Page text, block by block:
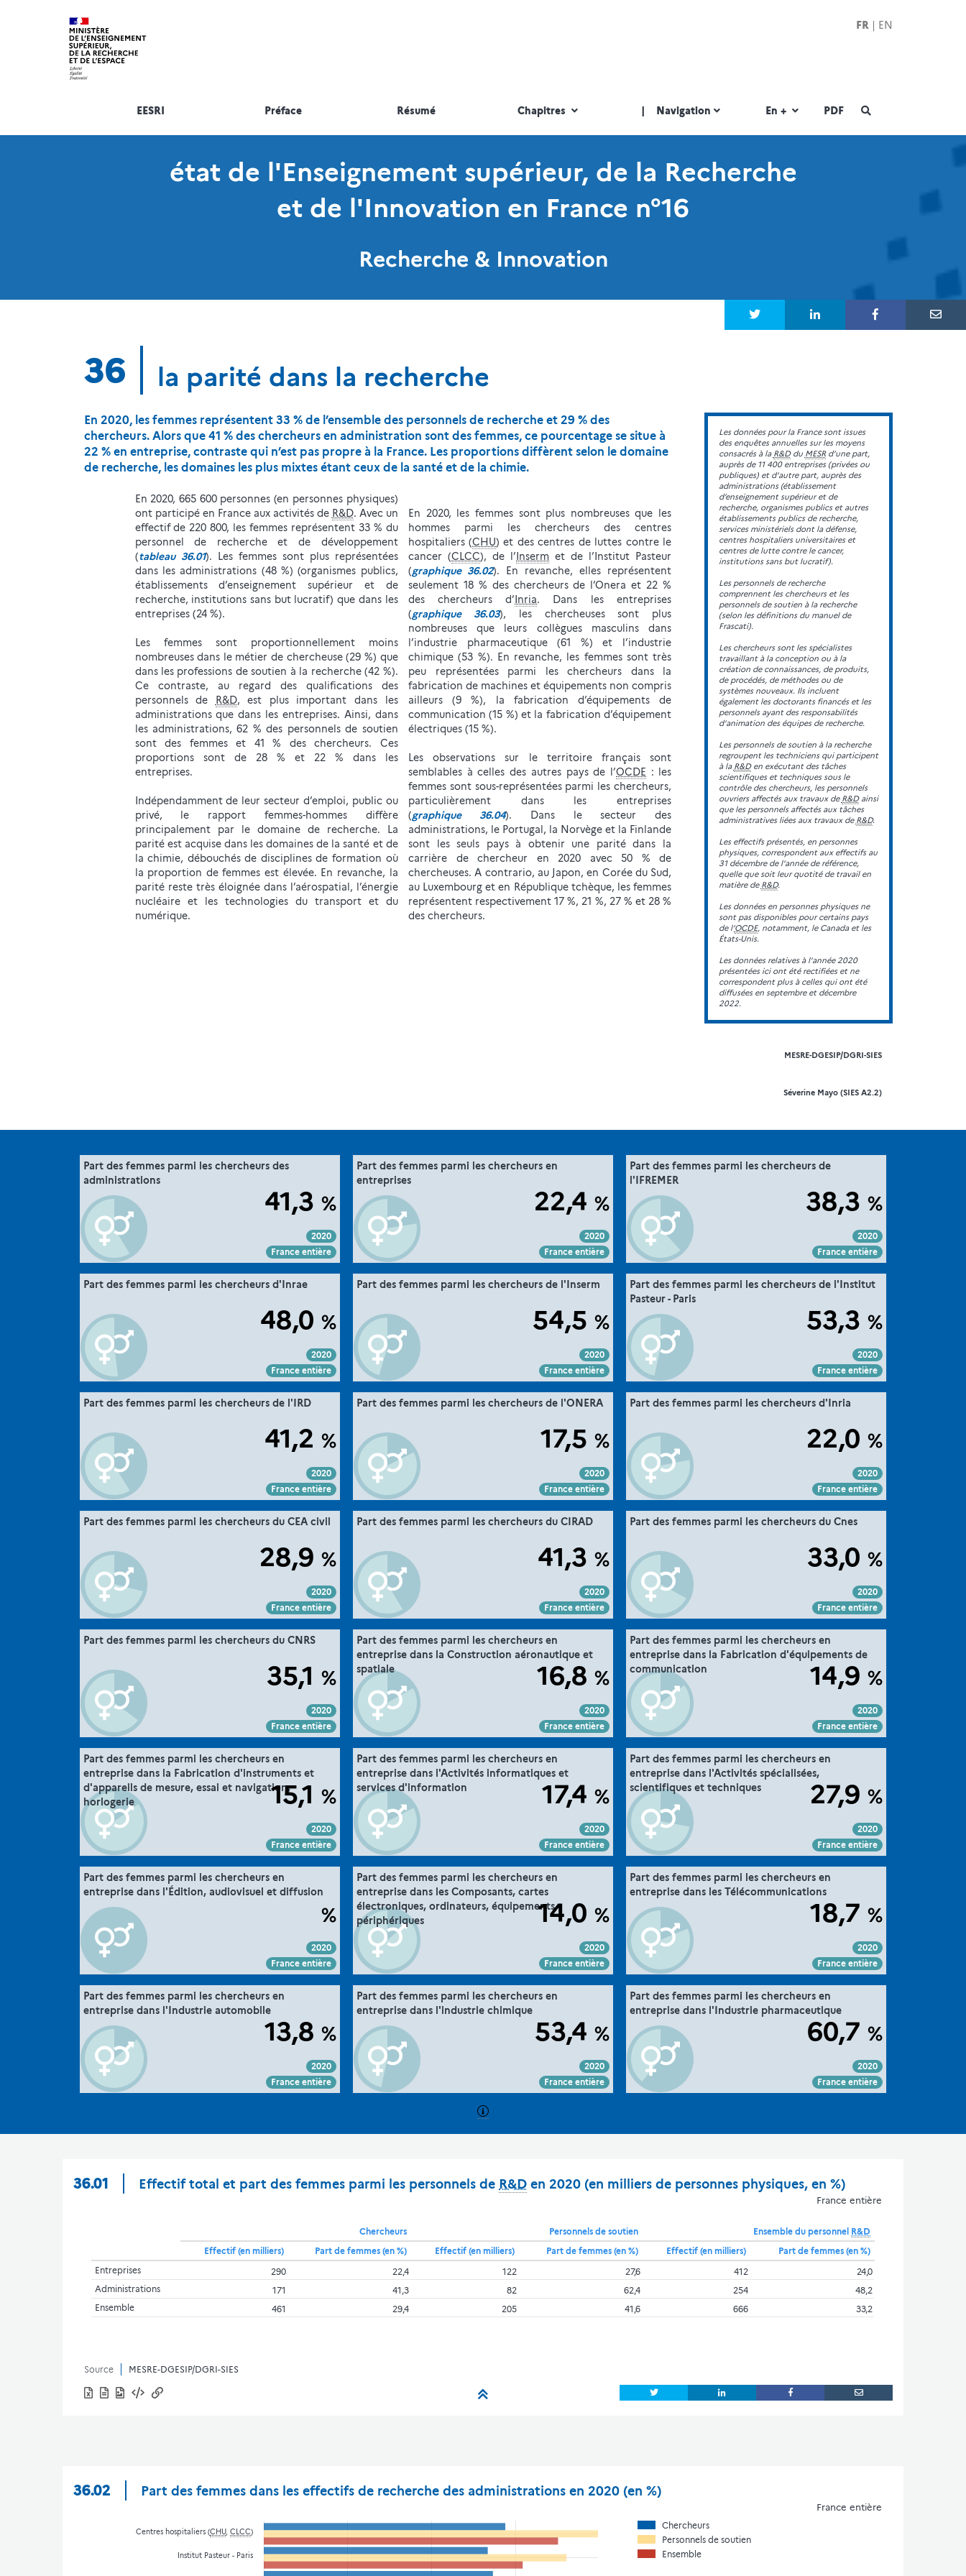
FR | EN
EESRI Préface Résumé Chapitres | Navigation En + PDF
état de l'Enseignement supérieur, de la Recherche
et de l'Innovation en France n°16
Recherche & Innovation
36 la parité dans la recherche
En 2020, les femmes représentent 33 % de l’ensemble des personnels de recherche et 29 % des
chercheurs. Alors que 41 % des chercheurs en administration sont des femmes, ce pourcentage se situe à
22 % en entreprise, contraste qui n’est pas propre à la France. Les proportions diffèrent selon le domaine
de recherche, les domaines les plus mixtes étant ceux de la santé et de la chimie.
En 2020, 665 600 personnes (en personnes physiques)
ont participé en France aux activités de R&D. Avec un
effectif de 220 800, les femmes représentent 33 % du
personnel de recherche et de développement
(tableau 36.01). Les femmes sont plus représentées
dans les administrations (48 %) (organismes publics,
établissements d’enseignement supérieur et de
recherche, institutions sans but lucratif) que dans les
entreprises (24 %).
Les femmes sont proportionnellement moins
nombreuses dans le métier de chercheuse (29 %) que
dans les professions de soutien à la recherche (42 %).
Ce contraste, au regard des qualifications des
personnels de R&D, est plus important dans les
administrations que dans les entreprises. Ainsi, dans
les administrations, 62 % des personnels de soutien
sont des femmes et 41 % des chercheurs. Ces
proportions sont de 28 % et 22 % dans les
entreprises.
Indépendamment de leur secteur d’emploi, public ou
privé, le rapport femmes-hommes diffère
principalement par le domaine de recherche. La
parité est acquise dans les domaines de la santé et de
la chimie, débouchés de disciplines de formation où
la proportion de femmes est élevée. En revanche, la
parité reste très éloignée dans l’aérospatial, l’énergie
nucléaire et les technologies du transport et du
numérique.
En 2020, les femmes sont plus nombreuses que les
hommes parmi les chercheurs des centres
hospitaliers (CHU) et des centres de luttes contre le
cancer (CLCC), de l’Inserm et de l’Institut Pasteur
(graphique 36.02). En revanche, elles représentent
seulement 18 % des chercheurs de l’Onera et 22 %
des chercheurs d’Inria. Dans les entreprises
(graphique 36.03), les chercheuses sont plus
nombreuses que leurs collègues masculins dans
l’industrie pharmaceutique (61 %) et l’industrie
chimique (53 %). En revanche, les femmes sont très
peu représentées parmi les chercheurs dans la
fabrication de machines et équipements non compris
ailleurs (9 %), la fabrication d’équipements de
communication (15 %) et la fabrication d’équipement
électriques (15 %).
Les observations sur le territoire français sont
semblables à celles des autres pays de l’OCDE : les
femmes sont sous-représentées parmi les chercheurs,
particulièrement dans les entreprises
(graphique 36.04). Dans le secteur des
administrations, le Portugal, la Norvège et la Finlande
sont les seuls pays à obtenir une parité dans la
carrière de chercheur en 2020 avec 50 % de
chercheuses. A contrario, au Japon, en Corée du Sud,
au Luxembourg et en République tchèque, les femmes
représentent respectivement 17 %, 21 %, 27 % et 28 %
des chercheurs.
Les données pour la France sont issues
des enquêtes annuelles sur les moyens
consacrés à la R&Ddu MESRd’une part,
auprès de 11 400 entreprises (privées ou
publiques) et d’autre part, auprès des
administrations (établissement
d’enseignement supérieur et de
recherche, organismes publics et autres
établissements publics de recherche,
services ministériels dont la défense,
centres hospitaliers universitaires et
centres de lutte contre le cancer,
institutions sans but lucratif).
Les personnels de recherche
comprennent les chercheurs et les
personnels de soutien à la recherche
(selon les définitions du manuel de
Frascati).
Les chercheurs sont les spécialistes
travaillant à la conception ou à la
création de connaissances, de produits,
de procédés, de méthodes ou de
systèmes nouveaux. Ils incluent
également les doctorants financés et les
personnels ayant des responsabilités
d’animation des équipes de recherche.
Les personnels de soutien à la recherche
regroupent les techniciens qui participent
à la R&Den exécutant des tâches
scientifiques et techniques sous le
contrôle des chercheurs, les personnels
ouvriers affectés aux travaux de R&Dainsi
que les personnels affectés aux tâches
administratives liées aux travaux de R&D.
Les effectifs présentés, en personnes
physiques, correspondent aux effectifs au
31 décembre de l’année de référence,
quelle que soit leur quotité de travail en
matière de R&D.
Les données en personnes physiques ne
sont pas disponibles pour certains pays
de l’OCDE, notamment, le Canada et les
États-Unis.
Les données relatives à l’année 2020
présentées ici ont été rectifiées et ne
correspondent plus à celles qui ont été
diffusées en septembre et décembre
2022.
MESRE-DGESIP/DGRI-SIES
Séverine Mayo (SIES A2.2)
Part des femmes parmi les chercheurs des
administrations
41,3 %
2020
France entière
Voir :
Intégrer :
Extrait de la fiche "
36. la parité dans la recherche
".
Source :
MESRE-DGESIP/DGRI-SIES
Part des femmes parmi les chercheurs en
entreprises
22,4 %
2020
France entière
Voir :
Intégrer :
Extrait de la fiche "
36. la parité dans la recherche
".
Source :
MESRE-DGESIP/DGRI-SIES
Part des femmes parmi les chercheurs de
l'IFREMER
38,3 %
2020
France entière
Voir :
Intégrer :
Extrait de la fiche "
36. la parité dans la recherche
".
Source :
MESRE-DGESIP/DGRI-SIES
Part des femmes parmi les chercheurs d'Inrae
48,0 %
2020
France entière
Voir :
Intégrer :
Extrait de la fiche "
36. la parité dans la recherche
".
Source :
MESRE-DGESIP/DGRI-SIES
Part des femmes parmi les chercheurs de l'Inserm
54,5 %
2020
France entière
Voir :
Intégrer :
Extrait de la fiche "
36. la parité dans la recherche
".
MESRE-DGESIP/DGRI-SIES
Part des femmes parmi les chercheurs de l'Institut
Pasteur - Paris
53,3 %
2020
France entière
Voir :
Intégrer :
Extrait de la fiche "
36. la parité dans la recherche
".
Source :
MESRE-DGESIP/DGRI-SIES
Part des femmes parmi les chercheurs de l'IRD
41,2 %
2020
France entière
Voir :
Intégrer :
Extrait de la fiche "
36. la parité dans la recherche
".
Source :
MESRE-DGESIP/DGRI-SIES
Part des femmes parmi les chercheurs de l'ONERA
17,5 %
2020
France entière
Voir :
Intégrer :
Extrait de la fiche "
36. la parité dans la recherche
".
MESRE-DGESIP/DGRI-SIES
Part des femmes parmi les chercheurs d'Inria
22,0 %
2020
France entière
Voir :
Intégrer :
Extrait de la fiche "
36. la parité dans la recherche
".
Source :
MESRE-DGESIP/DGRI-SIES
Part des femmes parmi les chercheurs du CEA civil
28,9 %
2020
France entière
Voir :
Intégrer :
Extrait de la fiche "
36. la parité dans la recherche
".
Couverture :
activité civile
Source :
MESRE-DGESIP/DGRI-SIES
Part des femmes parmi les chercheurs du CIRAD
41,3 %
2020
France entière
Voir :
Intégrer :
Extrait de la fiche "
36. la parité dans la recherche
".
Source :
MESRE-DGESIP/DGRI-SIES
Part des femmes parmi les chercheurs du Cnes
33,0 %
2020
France entière
Voir :
Intégrer :
Extrait de la fiche "
36. la parité dans la recherche
".
Source :
MESRE-DGESIP/DGRI-SIES
Part des femmes parmi les chercheurs du CNRS
35,1 %
2020
France entière
Voir :
Intégrer :
Extrait de la fiche "
36. la parité dans la recherche
".
MESRE-DGESIP/DGRI-SIES
Part des femmes parmi les chercheurs en
entreprise dans la Construction aéronautique et
spatiale
16,8 %
2020
France entière
Voir :
Intégrer :
Extrait de la fiche "
36. la parité dans la recherche
".
Source :
MESRE-DGESIP/DGRI-SIES
Part des femmes parmi les chercheurs en
entreprise dans la Fabrication d'équipements de
communication
14,9 %
2020
France entière
Voir :
Intégrer :
Extrait de la fiche "
36. la parité dans la recherche
".
Source :
MESRE-DGESIP/DGRI-SIES
Part des femmes parmi les chercheurs en
entreprise dans la Fabrication d'instruments et
d'appareils de mesure, essai et navigation,
horlogerie
15,1 %
2020
France entière
Voir :
Intégrer :
Extrait de la fiche "
36. la parité dans la recherche
".
MESRE-DGESIP/DGRI-SIES
Part des femmes parmi les chercheurs en
entreprise dans l'Activités informatiques et
services d'information
17,4 %
2020
France entière
Voir :
Intégrer :
Extrait de la fiche "
36. la parité dans la recherche
".
Source :
MESRE-DGESIP/DGRI-SIES
Part des femmes parmi les chercheurs en
entreprise dans l'Activités spécialisées,
scientifiques et techniques
27,9 %
2020
France entière
Voir :
Intégrer :
Extrait de la fiche "
36. la parité dans la recherche
".
Source :
MESRE-DGESIP/DGRI-SIES
Part des femmes parmi les chercheurs en
entreprise dans l'Édition, audiovisuel et diffusion
%
2020
France entière
Voir :
Intégrer :
Extrait de la fiche "
36. la parité dans la recherche
".
Part des femmes parmi les chercheurs en
entreprise dans les Composants, cartes
électroniques, ordinateurs, équipements
périphériques
14,0 %
2020
France entière
Voir :
Intégrer :
Extrait de la fiche "
36. la parité dans la recherche
".
Source :
MESRE-DGESIP/DGRI-SIES
Part des femmes parmi les chercheurs en
entreprise dans les Télécommunications
18,7 %
2020
France entière
Voir :
Intégrer :
Extrait de la fiche "
36. la parité dans la recherche
".
Source :
MESRE-DGESIP/DGRI-SIES
Part des femmes parmi les chercheurs en
entreprise dans l'Industrie automobile
13,8 %
2020
France entière
Voir :
Intégrer :
Extrait de la fiche "
36. la parité dans la recherche
".
Source :
MESRE-DGESIP/DGRI-SIES
Part des femmes parmi les chercheurs en
entreprise dans l'industrie chimique
53,4 %
2020
France entière
Voir :
Intégrer :
Extrait de la fiche "
36. la parité dans la recherche
".
Source :
MESRE-DGESIP/DGRI-SIES
Part des femmes parmi les chercheurs en
entreprise dans l'Industrie pharmaceutique
60,7 %
2020
France entière
Voir :
Intégrer :
Extrait de la fiche "
36. la parité dans la recherche
".
Source :
MESRE-DGESIP/DGRI-SIES
36.01 Effectif total et part des femmes parmi les personnels de R&D en 2020 (en milliers de personnes physiques, en %)
France entière
Chercheurs Personnels de soutien Ensemble du personnel R&D
Effectif (en milliers)
Part de femmes (en %) Effectif (en milliers) Part de femmes (en %) Effectif (en milliers)
Part de femmes (en %)
Entreprises
290 22,4 122 27,6 412
24,0
Administrations
171 41,3 82 62,4 254
48,2
Ensemble
461 29,4 205 41,6 666 33,2
Source MESRE-DGESIP/DGRI-SIES
36.02 Part des femmes dans les effectifs de recherche des administrations en 2020 (en %)
France entière
Centres hospitaliers (CHU, CLCC)
Institut Pasteur - Paris
Chercheurs
Personnels de soutien
Ensemble